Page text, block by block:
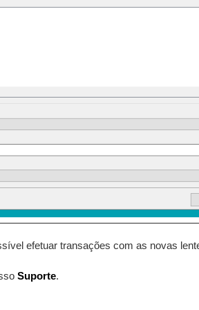
efetuar transações com as novas
Suporte.